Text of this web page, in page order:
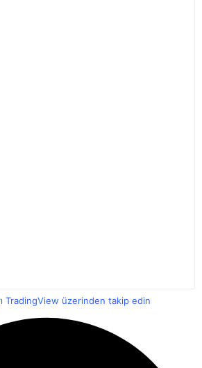
TradingView üzerinden takip edin